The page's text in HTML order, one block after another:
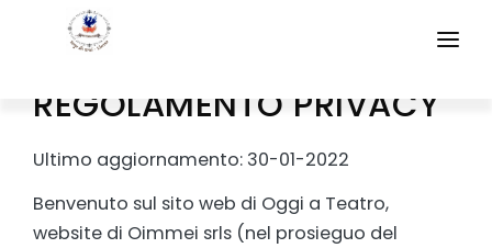
IL CONVEGNO
REGOLAMENTO PRIVACY
Ultimo aggiornamento: 30-01-2022
Benvenuto sul sito web di Oggi a Teatro,
website di Oimmei srls (nel prosieguo del